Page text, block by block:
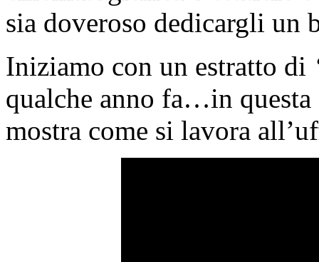
sia doveroso dedicargli un
Iniziamo con un estratto di
qualche anno fa…in
mostra come si lavora